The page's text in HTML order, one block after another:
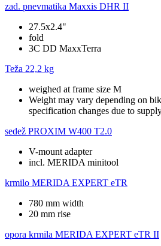
zad. pnevmatika Maxxis DHR II
27.5x2.4"
fold
3C DD MaxxTerra
Teža 22,2 kg
weighed at frame size M
Weight may vary depending on
specification changes due to
sedež PROXIM W400 T2.0
V-mount adapter
incl. MERIDA minitool
krmilo MERIDA EXPERT eTR
780 mm width
20 mm rise
opora krmila MERIDA EXPERT eTR II